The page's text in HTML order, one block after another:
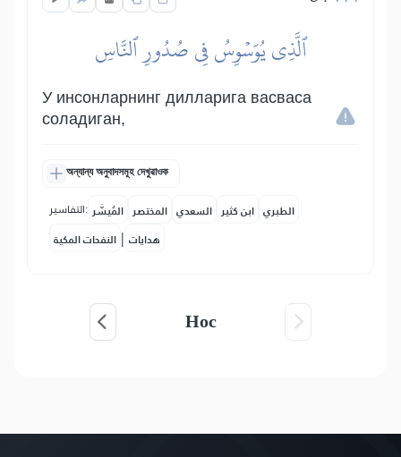
ٱلَّذِي يُوَسۡوِسُ فِي صُدُورِ ٱلنَّاسِ
У инсонларнинг дилларига васваса
соладиган,
অন্যান্য অনুবাদসমূহ দেখুৱাওক
التفاسير: المُيسَّر المختصر السعدي ابن كثير الطبري
النفحات المكية | هدايات
Нос